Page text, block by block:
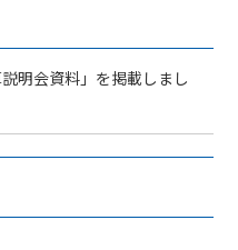
明会資料」を掲載しまし